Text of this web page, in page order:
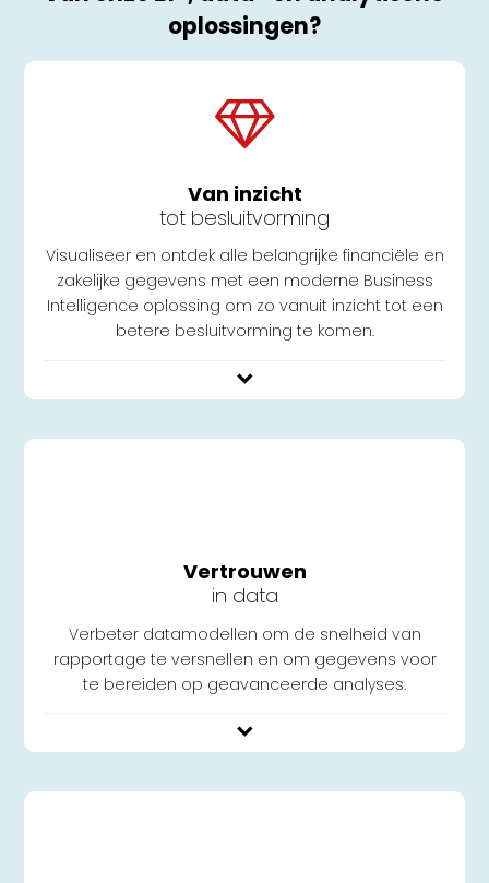
oplossingen?
Van inzicht
tot besluitvorming
Visualiseer en ontdek alle belangrijke financiële en
zakelijke gegevens met een moderne Business
Intelligence oplossing om zo vanuit inzicht tot een
betere besluitvorming te komen.
Vertrouwen
in data
Verbeter datamodellen om de snelheid van
rapportage te versnellen en om gegevens voor
te bereiden op geavanceerde analyses.